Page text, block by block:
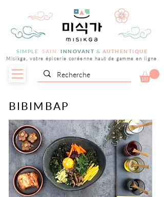
SIMPLE SAIN INNOVANT & AUTHENTIQUE
Misikga, votre épicerie coréenne haut de gamme en ligne
BIBIMBAP